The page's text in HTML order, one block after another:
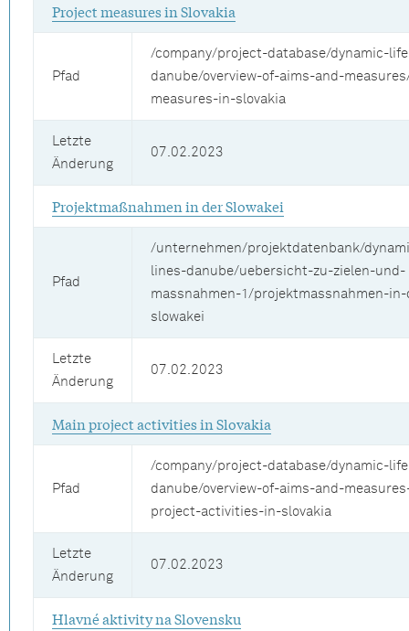
Project measures in Slovakia
Pfad
/company/project-database/dynamic-
danube/overview-of-aims-and-
measures-in-slovakia
Letzte
Änderung
07.02.2023
Projektmaßnahmen in der Slowakei
Pfad
/unternehmen/projektdatenbank/
lines-danube/uebersicht-zu-zielen-und-
massnahmen-1/projektmassnahmen-
slowakei
Letzte
Änderung
07.02.2023
Main project activities in Slovakia
Pfad
/company/project-database/dynamic-
danube/overview-of-aims-and-
project-activities-in-slovakia
Letzte
Änderung
07.02.2023
Hlavné aktivity na Slovensku